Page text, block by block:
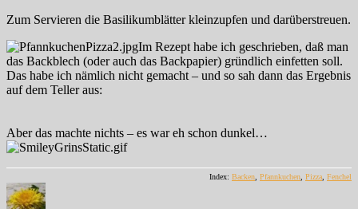
Zum Servieren die Basilikumblätter kleinzupfen und darüberstreuen.
Im Rezept habe ich geschrieben, daß man
das Backblech (oder auch das Backpapier) gründlich einfetten soll.
Das habe ich nämlich nicht gemacht – und so sah dann das Ergebnis
auf dem Teller aus:
Aber das machte nichts – es war eh schon dunkel…
Index: Backen Pfannkuchen Pizza Fenchel